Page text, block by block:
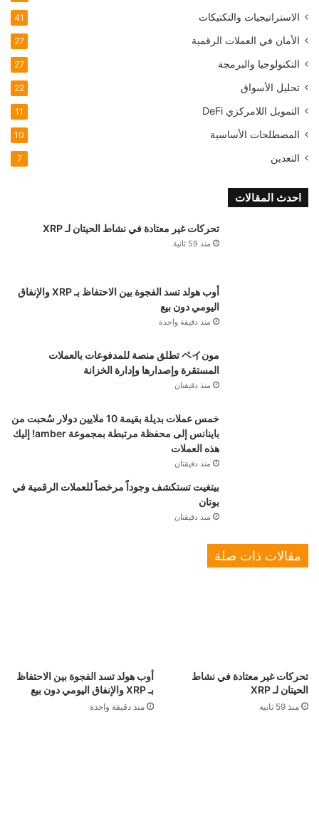
الاستراتيجيات والتكتيكات 41
الأمان في العملات الرقمية 27
التكنولوجيا والبرمجة 27
تحليل الأسواق 22
التمويل اللامركزي DeFi
11
المصطلحات الأساسية 10
التعدين 7
احدث المقالات
تحركات غير معتادة في نشاط الحيتان لـ XRP
منذ 59 ثانية
أوب هولد تسد الفجوة بين الاحتفاظ بـ XRP والإنفاق
اليومي دون بيع
منذ دقيقة واحدة
مونペイ تطلق منصة للمدفوعات بالعملات
المستقرة وإصدارها وإدارة الخزانة
منذ دقيقتان
خمس عملات بديلة بقيمة 10 ملايين دولار سُحبت من
باينانس إلى محفظة مرتبطة بمجموعة amber! إليك
هذه العملات
منذ دقيقتان
بيتغيت تستكشف وجوداً مرخصاً للعملات الرقمية في
بوتان
منذ دقيقتان
مقالات ذات صلة
تحركات غير معتادة في نشاط
الحيتان لـ XRP
منذ 59 ثانية
أوب هولد تسد الفجوة بين الاحتفاظ
بـ XRP والإنفاق اليومي دون بيع
منذ دقيقة واحدة